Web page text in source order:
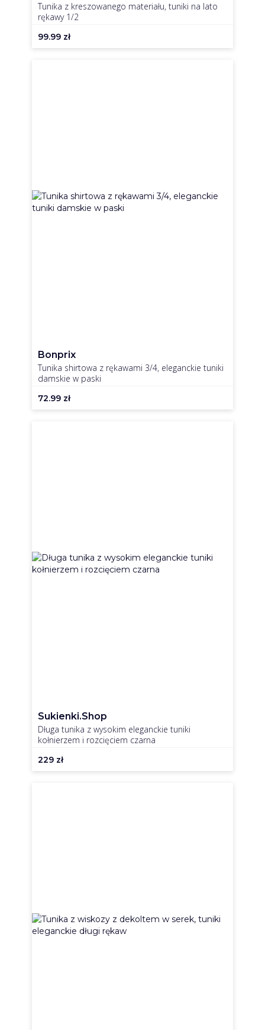
Tunika z kreszowanego materiału, tuniki na lato
rękawy 1/2
99.99 zł
Bonprix
Tunika shirtowa z rękawami 3/4, eleganckie tuniki
damskie w paski
72.99 zł
Sukienki.shop
Długa tunika z wysokim eleganckie tuniki
kołnierzem i rozcięciem czarna
229 zł